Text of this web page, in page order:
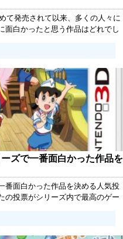
て発売されて以来、多くの人々に
面白かったと思う作品はどれでし
は、あなたがプレイしたメダロッ
ズで一番面白かった作品を
番面白かった作品を決める人気投
の投票がシリーズ内で最高のゲー
ターたちとの冒険やギミック、ミ